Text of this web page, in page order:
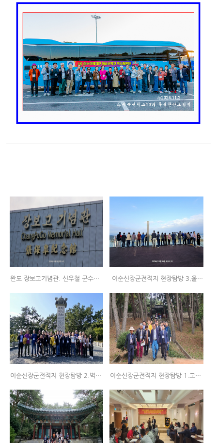
완도 장보고기념관. 신우철 군수님 저녁만찬 (여수/부산합동) 2024.11.16~17 이순신장군전적지 현장탐방 3,울둘목 (여수/부산합동) 2024.11.16~17
이순신장군전적지 현장탐방 2.벽파진 (여수/부산합동) 2024.11.16~17 이순신장군전적지 현장탐방 1.고하도 (여수/부산합동) 2024.11.16~17